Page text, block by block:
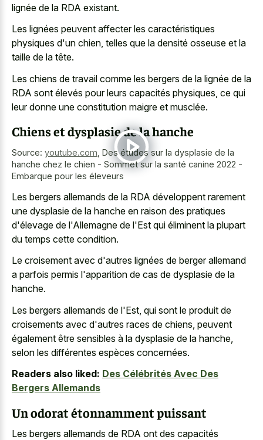
lignée de la RDA existant.
Les lignées peuvent affecter les caractéristiques
physiques d'un chien, telles que la densité osseuse et la
taille de la tête.
Les chiens de travail comme les bergers de la lignée de la
RDA sont élevés pour leurs capacités physiques, ce qui
leur donne une constitution maigre et musclée.
Chiens et dysplasie de la hanche
Source: youtube.com Des études sur la dysplasie de la
hanche chez le chien - Sommet sur la santé canine 2022 -
Embarque pour les éleveurs
Les bergers allemands de la RDA développent rarement
une dysplasie de la hanche en raison des pratiques
d'élevage de l'Allemagne de l'Est qui éliminent la plupart
du temps cette condition.
Le croisement avec d'autres lignées de berger allemand
a parfois permis l'apparition de cas de dysplasie de la
hanche.
Les bergers allemands de l'Est, qui sont le produit de
croisements avec d'autres races de chiens, peuvent
également être sensibles à la dysplasie de la hanche,
selon les différentes espèces concernées.
Readers also liked: Des Célébrités Avec Des
Bergers Allemands
Un odorat étonnamment puissant
Les bergers allemands de RDA ont des capacités